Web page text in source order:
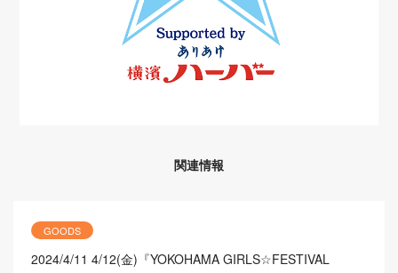
関連情報
GOODS
2024/4/11 4/12(金)『YOKOHAMA GIRLS☆FESTIVAL